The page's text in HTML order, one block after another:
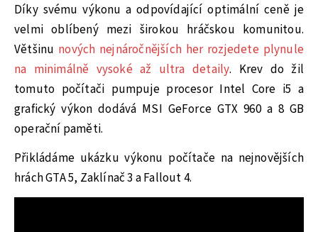
Díky svému výkonu a odpovídající optimální ceně je
velmi oblíbený mezi širokou hráčskou komunitou.
Většinu nových nejnáročnějších her rozjedete plynule
na minimálně vysoké až ultra detaily. Krev do žil
tomuto počítači pumpuje procesor Intel Core i5 a
grafický výkon dodává MSI GeForce GTX 960 a 8 GB
operační paměti.
Přikládáme ukázku výkonu počítače na nejnovějších
hrách GTA 5, Zaklínač 3 a Fallout 4.